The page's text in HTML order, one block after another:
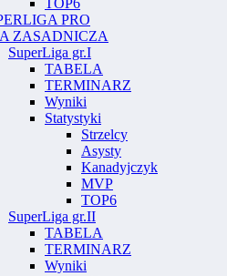
PRO
ZASADNICZA
SuperLiga gr.I
TABELA
TERMINARZ
Wyniki
Statystyki
Strzelcy
Asysty
Kanadyjczyk
MVP
TOP6
SuperLiga gr.II
TABELA
TERMINARZ
Wyniki